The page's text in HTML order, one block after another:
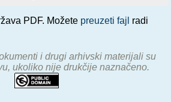
PDF. Možete preuzeti fajl radi
i drugi arhivski materijali su
ukoliko nije drukčije naznačeno.